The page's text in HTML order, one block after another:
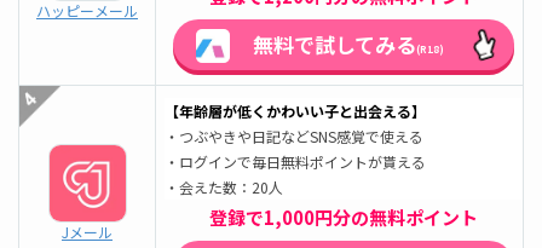
ハッピーメール
無料で試してみる(R18)
Jメール
【年齢層が低くかわいい子と出会える】
・つぶやきや日記などSNS感覚で使える
・ログインで毎日無料ポイントが貰える
・会えた数：20人
登録で1,000円分の無料ポイント